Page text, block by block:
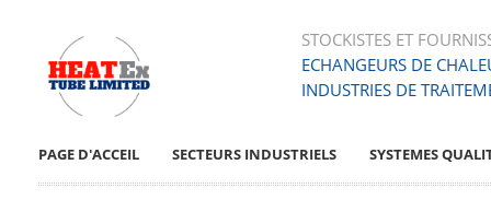
STOCKISTES ET
ECHANGEURS DE
INDUSTRIES DE
PAGE D'ACCEIL SECTEURS INDUSTRIELS SYSTEMES